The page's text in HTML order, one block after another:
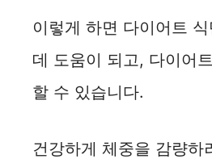
이렇게 하면 다이어트
데 도움이 되고, 다이어
할 수 있습니다.
건강하게 체중을 감량하